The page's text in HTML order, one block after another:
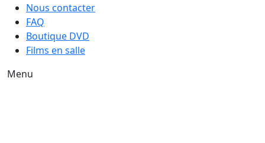
Nous contacter
FAQ
Boutique DVD
Films en salle
Menu